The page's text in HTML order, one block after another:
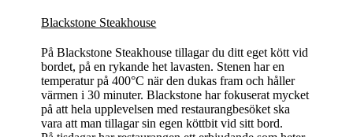
Blackstone Steakhouse
På Blackstone Steakhouse tillagar du ditt eget kött vid
bordet, på en rykande het lavasten. Stenen har en
temperatur på 400°C när den dukas fram och håller
värmen i 30 minuter. Blackstone har fokuserat mycket
på att hela upplevelsen med restaurangbesöket ska
vara att man tillagar sin egen köttbit vid sitt bord.